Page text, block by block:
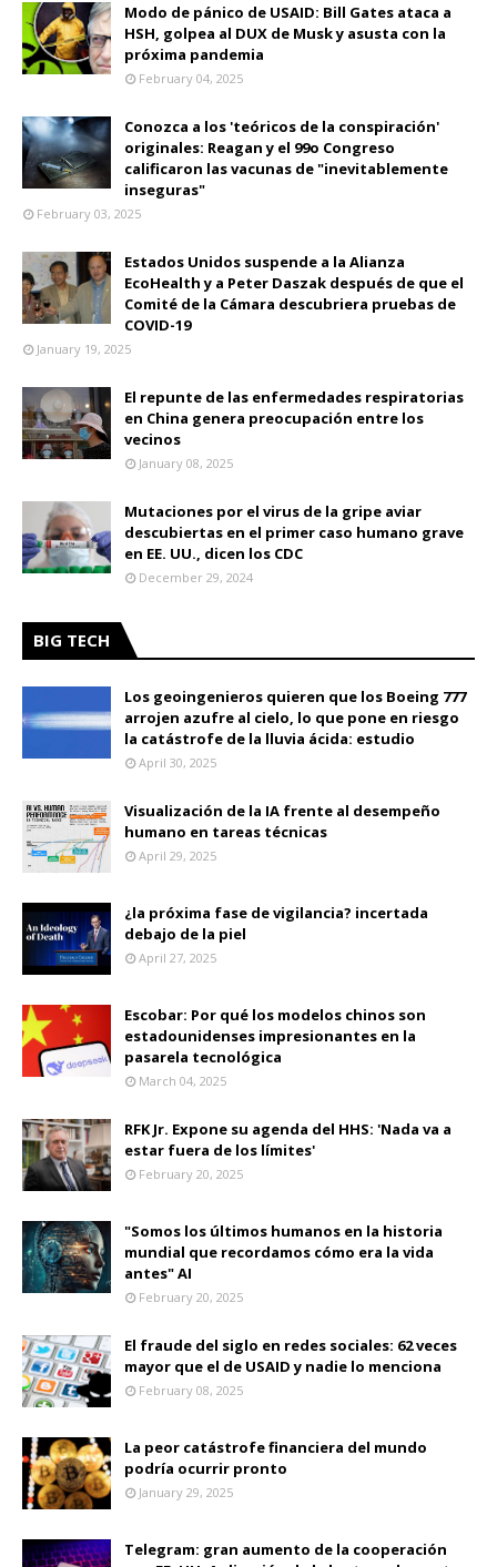
Modo de pánico de USAID: Bill Gates ataca a
HSH, golpea al DUX de Musk y asusta con la
próxima pandemia
February 04, 2025
Conozca a los 'teóricos de la conspiración'
originales: Reagan y el 99o Congreso
calificaron las vacunas de "inevitablemente
inseguras"
February 03, 2025
Estados Unidos suspende a la Alianza
EcoHealth y a Peter Daszak después de que el
Comité de la Cámara descubriera pruebas de
COVID-19
January 19, 2025
El repunte de las enfermedades respiratorias
en China genera preocupación entre los
vecinos
January 08, 2025
Mutaciones por el virus de la gripe aviar
descubiertas en el primer caso humano grave
en EE. UU., dicen los CDC
December 29, 2024
BIG TECH
Los geoingenieros quieren que los Boeing 777
arrojen azufre al cielo, lo que pone en riesgo
la catástrofe de la lluvia ácida: estudio
April 30, 2025
Visualización de la IA frente al desempeño
humano en tareas técnicas
April 29, 2025
¿la próxima fase de vigilancia? incertada
debajo de la piel
April 27, 2025
Escobar: Por qué los modelos chinos son
estadounidenses impresionantes en la
pasarela tecnológica
March 04, 2025
RFK Jr. Expone su agenda del HHS: 'Nada va a
estar fuera de los límites'
February 20, 2025
"Somos los últimos humanos en la historia
mundial que recordamos cómo era la vida
antes" AI
February 20, 2025
El fraude del siglo en redes sociales: 62 veces
mayor que el de USAID y nadie lo menciona
February 08, 2025
La peor catástrofe financiera del mundo
podría ocurrir pronto
January 29, 2025
Telegram: gran aumento de la cooperación